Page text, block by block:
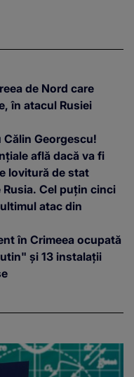
de Nord care
în atacul Rusiei
Călin Georgescu!
află dacă va fi
lovitură de stat
Cel puțin cinci
atac din
în Crimeea ocupată
și 13 instalații